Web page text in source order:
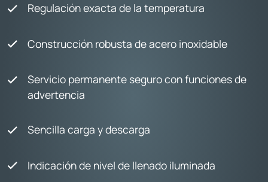
Regulación exacta de la temperatura
Construcción robusta de acero inoxidable
Servicio permanente seguro con funciones de
advertencia
Sencilla carga y descarga
Indicación de nivel de llenado iluminada